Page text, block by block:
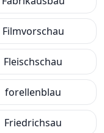
Filmvorschau
Fleischschau
forellenblau
Friedrichsau